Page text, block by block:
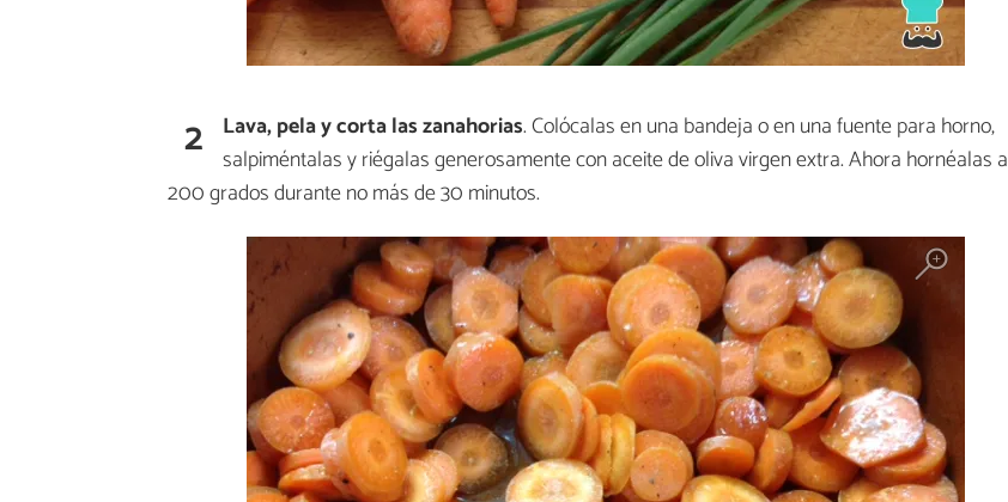
2 Lava, pela y corta las zanahorias. Colócalas en una bandeja o en una fuente para horno,
salpiméntalas y riégalas generosamente con aceite de oliva virgen extra. Ahora hornéalas a
200 grados durante no más de 30 minutos.